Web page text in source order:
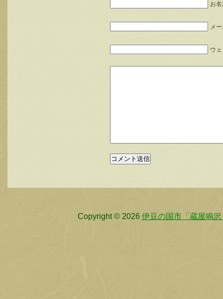
お
メ
ウ
Copyright © 2026 伊豆の国市「蔵屋鳴